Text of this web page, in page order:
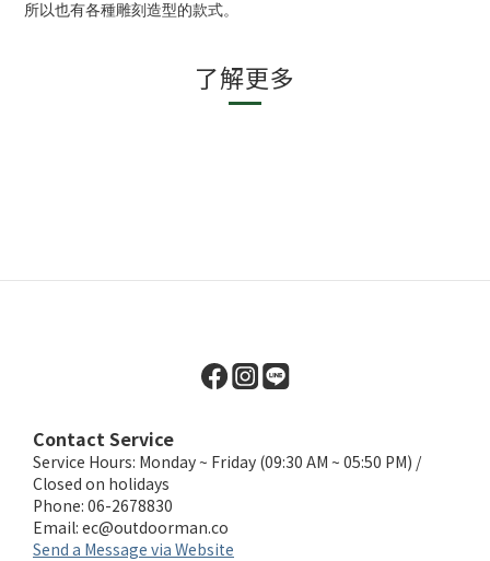
所以也有各種雕刻造型的款式。
了解更多
Contact Service
Service Hours: Monday ~ Friday (09:30 AM ~ 05:50 PM) /
Closed on holidays
Phone: 06-2678830
Email: ec@outdoorman.co
Send a Message via Website